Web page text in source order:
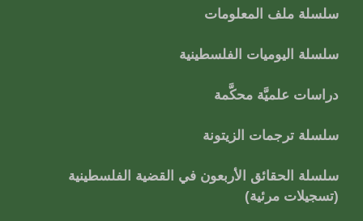
سلسلة ملف المعلومات
سلسلة اليوميات الفلسطينية
دراسات علميَّة محكَّمة
سلسلة ترجمات الزيتونة
سلسلة الحقائق الأربعون في القضية الفلسطينية
(تسجيلات مرئية)